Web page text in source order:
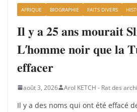
AFRIQUE BIOGRAPHIE FAITS DIVERS
𝐈𝐥 𝐲 𝐚 𝟐𝟓 𝐚𝐧𝐬 𝐦𝐨𝐮𝐫𝐚𝐢𝐭
𝐋’𝐡𝐨𝐦𝐦𝐞 𝐧𝐨𝐢𝐫 𝐪𝐮𝐞 𝐥𝐚
𝐞𝐟𝐟𝐚𝐜𝐞𝐫
août 3, 2026 Arol KETCH - Rat des
Il y a des noms qui ont été effacé